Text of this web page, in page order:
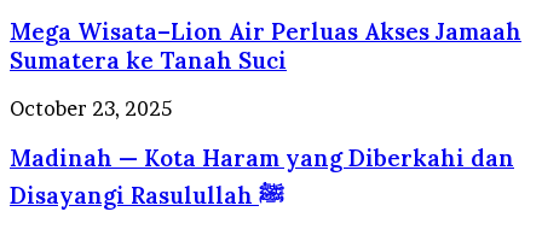
Sehat
Jiwa
dan
dalam
Psikologi
dan
Islam
Lion
Air
Perluas
Akses
Sumatera
ke
Tanah
Mega Wisata–Lion Air Perluas Akses Jamaah
Sumatera ke Tanah Suci
Madinah
Kota
Haram
yang
October 23, 2025
Madinah — Kota Haram yang Diberkahi dan
Disayangi Rasulullah ﷺ